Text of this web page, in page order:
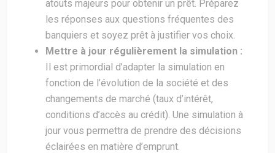
atouts majeurs pour obtenir un prêt. Préparez
les réponses aux questions fréquentes des
banquiers et soyez prêt à justifier vos choix.
Mettre à jour régulièrement la simulation :
Il est primordial d’adapter la simulation en
fonction de l’évolution de la société et des
changements de marché (taux d’intérêt,
conditions d’accès au crédit). Une simulation à
jour vous permettra de prendre des décisions
éclairées en matière d’emprunt.